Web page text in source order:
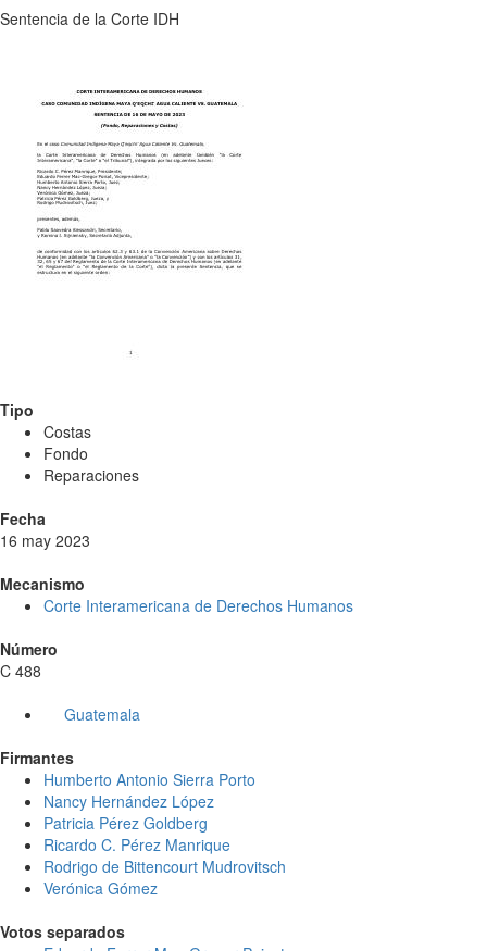
Sentencia de la Corte IDH
Tipo
Costas
Fondo
Reparaciones
Fecha
16 may 2023
Mecanismo
Corte Interamericana de Derechos Humanos
Número
C 488
Guatemala
Firmantes
Humberto Antonio Sierra Porto
Nancy Hernández López
Patricia Pérez Goldberg
Ricardo C. Pérez Manrique
Rodrigo de Bittencourt Mudrovitsch
Verónica Gómez
Votos separados